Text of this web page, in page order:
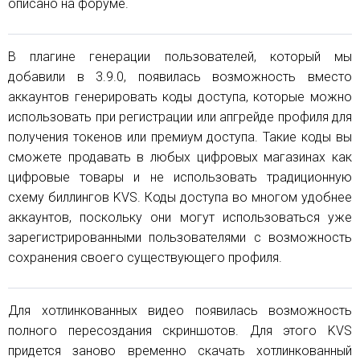
описано на форуме.
В плагине генерации пользователей, который мы
добавили в 3.9.0, появилась возможность вместо
аккаунтов генерировать коды доступа, которые можно
использовать при регистрации или апгрейде профиля для
получения токенов или премиум доступа. Такие коды вы
сможете продавать в любых цифровых магазинах как
цифровые товары и не использовать традиционную
схему биллингов KVS. Коды доступа во многом удобнее
аккаунтов, поскольку они могут использоваться уже
зарегистрированными пользователями с возможность
сохранения своего существующего профиля.
Для хотлинкованных видео появилась возможность
полного пересоздания скриншотов. Для этого KVS
придется заново временно скачать хотлинкованный